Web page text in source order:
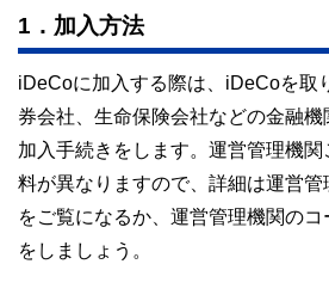
1．加入方法
iDeCoに加入する際は、iDeCoを取
券会社、生命保険会社などの金融
加入手続きをします。運営管理機
料が異なりますので、詳細は運営管
をご覧になるか、運営管理機関の
をしましょう。